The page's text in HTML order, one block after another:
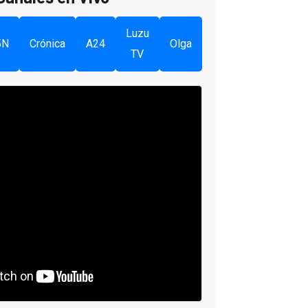
Crónica A24
Luzu
TV
Olga